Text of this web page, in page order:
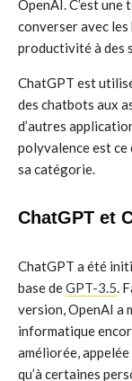
OpenAI. C’est
converser avec
productivité à des
ChatGPT est
des chatbots aux
d’autres
polyvalence est
sa catégorie.
ChatGPT et
ChatGPT a été
base deGPT-3.5 .
version, OpenAI a
informatique
améliorée, appelée
qu’à certaines